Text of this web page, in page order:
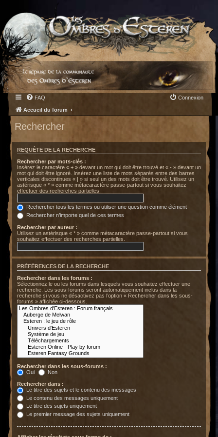
FAQ Connexion
Accueil du forum
Rechercher
REQUÊTE DE LA RECHERCHE
Rechercher par mots-clés :
Insérez le caractère « + » devant un mot qui doit être trouvé et « - » devant un
mot qui doit être ignoré. Insérez une liste de mots séparés entre des barres
verticales discontinues « | » si seul un des mots doit être trouvé. Utilisez un
astérisque « * » comme métacaractère passe-partout si vous souhaitez
effectuer des recherches partielles.
Rechercher tous les termes ou utiliser une question comme élément
Rechercher n’importe quel de ces termes
Rechercher par auteur :
Utilisez un astérisque « * » comme métacaractère passe-partout si vous
souhaitez effectuer des recherches partielles.
PRÉFÉRENCES DE LA RECHERCHE
Rechercher dans les forums :
Sélectionnez le ou les forums dans lesquels vous souhaitez effectuer une
recherche. Les sous-forums seront automatiquement inclus dans la
recherche si vous ne désactivez pas l’option « Rechercher dans les sous-
forums » affichée ci-dessous.
Rechercher dans les sous-forums :
Oui
Non
Rechercher dans :
Le titre des sujets et le contenu des messages
Le contenu des messages uniquement
Le titre des sujets uniquement
Le premier message des sujets uniquement